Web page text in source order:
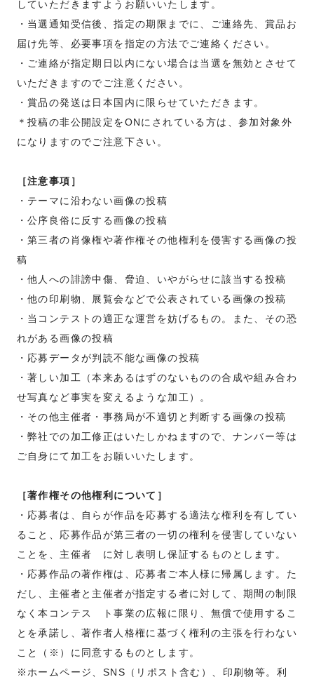
していただきますようお願いいたします。
・当選通知受信後、指定の期限までに、ご連絡先、賞品お
届け先等、必要事項を指定の方法でご連絡ください。
・ご連絡が指定期日以内にない場合は当選を無効とさせて
いただきますのでご注意ください。
・賞品の発送は日本国内に限らせていただきます。
＊投稿の非公開設定をONにされている方は、参加対象外
になりますのでご注意下さい。
［注意事項］
・テーマに沿わない画像の投稿
・公序良俗に反する画像の投稿
・第三者の肖像権や著作権その他権利を侵害する画像の投
稿
・他人への誹謗中傷、脅迫、いやがらせに該当する投稿
・他の印刷物、展覧会などで公表されている画像の投稿
・当コンテストの適正な運営を妨げるもの。また、その恐
れがある画像の投稿
・応募データが判読不能な画像の投稿
・著しい加工（本来あるはずのないものの合成や組み合わ
せ写真など事実を変えるような加工）。
・その他主催者・事務局が不適切と判断する画像の投稿
・弊社での加工修正はいたしかねますので、ナンバー等は
ご自身にて加工をお願いいたします。
［著作権その他権利について］
・応募者は、自らが作品を応募する適法な権利を有してい
ること、応募作品が第三者の一切の権利を侵害していない
ことを、主催者 に対し表明し保証するものとします。
・応募作品の著作権は、応募者ご本人様に帰属します。た
だし、主催者と主催者が指定する者に対して、期間の制限
なく本コンテス ト事業の広報に限り、無償で使用するこ
とを承諾し、著作者人格権に基づく権利の主張を行わない
こと（※）に同意するものとします。
※ホームページ、SNS（リポスト含む）、印刷物等。利